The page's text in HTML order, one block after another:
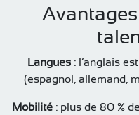
Langues: l’anglais
(espagnol, allemand,
Mobilité: plus de 80 %